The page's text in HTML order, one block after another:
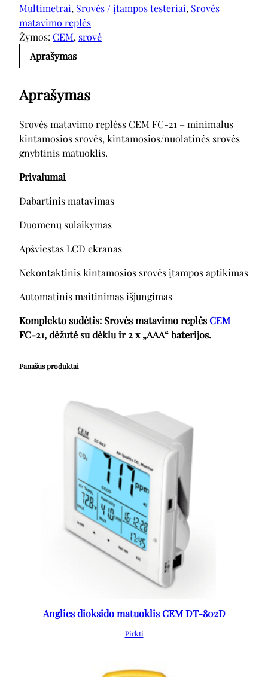
Multimetrai, Srovės / įtampos testeriai, Srovės
matavimo replės
Žymos: CEM, srovė
Aprašymas
Aprašymas
Srovės matavimo replėss CEM FC-21 – minimalus
kintamosios srovės, kintamosios/nuolatinės srovės
gnybtinis matuoklis.
Privalumai
Dabartinis matavimas
Duomenų sulaikymas
Apšviestas LCD ekranas
Nekontaktinis kintamosios srovės įtampos aptikimas
Automatinis maitinimas išjungimas
Komplekto sudėtis: Srovės matavimo replėsCEM
FC-21, dėžutė su dėklu ir 2 x „AAA“ baterijos.
Panašūs produktai
Anglies dioksido matuoklis CEM DT-802D
Pirkti